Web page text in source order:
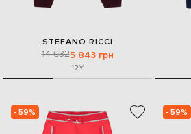
STEFANO RICCI
14 6325 843 грн
12Y
- 59% - 59%